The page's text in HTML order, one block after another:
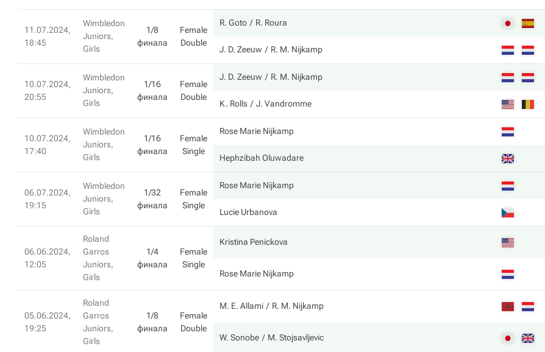
11.07.2024,
18:45
Wimbledon
Juniors,
Girls
1/8
финала
Female
Double
R. Goto R. Roura
J. D. Zeeuw R. M. Nijkamp
10.07.2024,
20:55
Wimbledon
Juniors,
Girls
1/16
финала
Female
Double
J. D. Zeeuw R. M. Nijkamp
K. Rolls J. Vandromme
10.07.2024,
17:40
Wimbledon
Juniors,
Girls
1/16
финала
Female
Single
Rose Marie Nijkamp
Hephzibah Oluwadare
06.07.2024,
19:15
Wimbledon
Juniors,
Girls
1/32
финала
Female
Single
Rose Marie Nijkamp
Lucie Urbanova
06.06.2024,
12:05
Roland
Garros
Juniors,
Girls
1/4
финала
Female
Single
Kristina Penickova
Rose Marie Nijkamp
05.06.2024,
19:25
Roland
Garros
Juniors,
Girls
1/8
финала
Female
Double
M. E. Allami R. M. Nijkamp
W. Sonobe M. Stojsavljevic